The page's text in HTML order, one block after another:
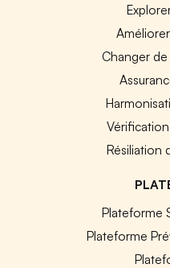
Changer
Résiliation
Plateforme
Plateforme